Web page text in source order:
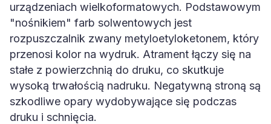
urządzeniach wielkoformatowych. Podstawowym
"nośnikiem" farb solwentowych jest
rozpuszczalnik zwany metyloetyloketonem, który
przenosi kolor na wydruk. Atrament łączy się na
stałe z powierzchnią do druku, co skutkuje
wysoką trwałością nadruku. Negatywną stroną są
szkodliwe opary wydobywające się podczas
druku i schnięcia.